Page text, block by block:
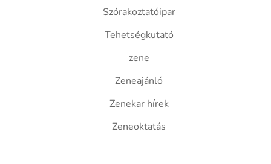
Szórakoztatóipar
Tehetségkutató
zene
Zeneajánló
Zenekar hírek
Zeneoktatás